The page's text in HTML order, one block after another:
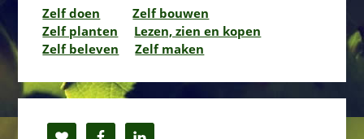
Zelf doen
Zelf bouwen
Zelf planten
Lezen, zien en kopen
Zelf beleven
Zelf maken